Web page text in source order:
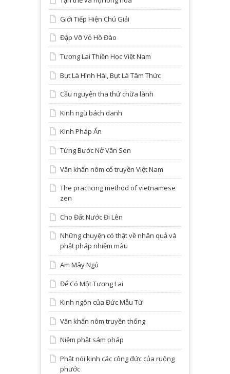
Giới Tiếp Hiện Chú Giải
Đập Vỡ Vỏ Hồ Đào
Tương Lai Thiền Học Việt Nam
Bụt Là Hình Hài, Bụt Là Tâm Thức
Cầu nguyện tha thứ chữa lành
Kinh ngũ bách danh
Kinh Pháp Ấn
Từng Bước Nở Văn Sen
Văn khấn nôm cổ truyền Việt Nam
The practicing method of vietnamese
zen
Cho Đất Nước Đi Lên
Những chuyện có thật về nhân quả và
phật pháp nhiệm màu
Am Mây Ngủ
Để Có Một Tương Lai
Kinh ngôn của Đức Mẫu Từ
Văn khấn nôm truyền thống
Niệm phật sám pháp
Phật nói kinh các công đức của ruộng
phước